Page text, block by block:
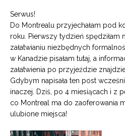
Serwus!
Do Montrealu przyjechałam pod
roku. Pierwszy tydzień spędziłam
załatwianiu niezbędnych
w Kanadzie pisałam tutaj , a
załatwienia po przyjeździe
Gdybym napisała ten post
inaczej. Dziś, po 4 miesiącach i z
co Montreal ma do zaoferowania
ulubione miejsca!